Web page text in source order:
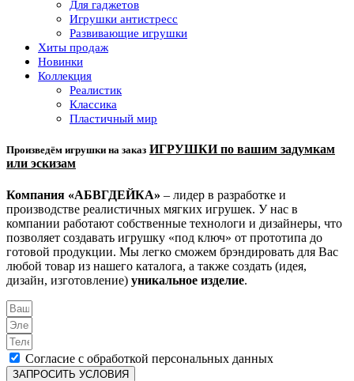
Для гаджетов
Игрушки антистресс
Развивающие игрушки
Хиты продаж
Новинки
Коллекция
Реалистик
Классика
Пластичный мир
Произведём игрушки на заказ ИГРУШКИ по вашим задумкам
или эскизам
Компания «АБВГДЕЙКА» – лидер в разработке и
производстве реалистичных мягких игрушек. У нас в
компании работают собственные технологи и дизайнеры, что
позволяет создавать игрушку «под ключ» от прототипа до
готовой продукции. Мы легко сможем брэндировать для Вас
любой товар из нашего каталога, а также создать (идея,
дизайн, изготовление) уникальное изделие.
Согласие с обработкой персональных данных
ЗАПРОСИТЬ УСЛОВИЯ